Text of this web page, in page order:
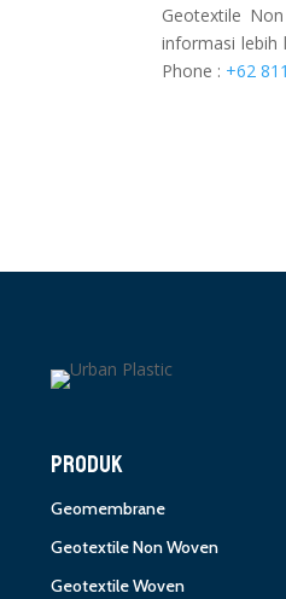
Geotextile
informasi lebih
Phone : +62
PRODUK
Geomembrane
Geotextile Non Woven
Geotextile Woven